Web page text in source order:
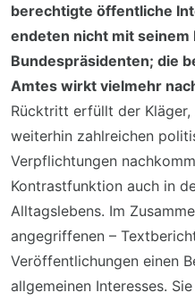
berechtigte öffentliche
endeten nicht mit
Bundespräsidenten; die
Amtes wirkt vielmehr
Rücktritt erfüllt der Kläger,
weiterhin zahlreichen
Verpflichtungen
Kontrastfunktion auch in
Alltagslebens. Im
angegriffenen –
Veröffentlichungen einen
allgemeinen Interesses.